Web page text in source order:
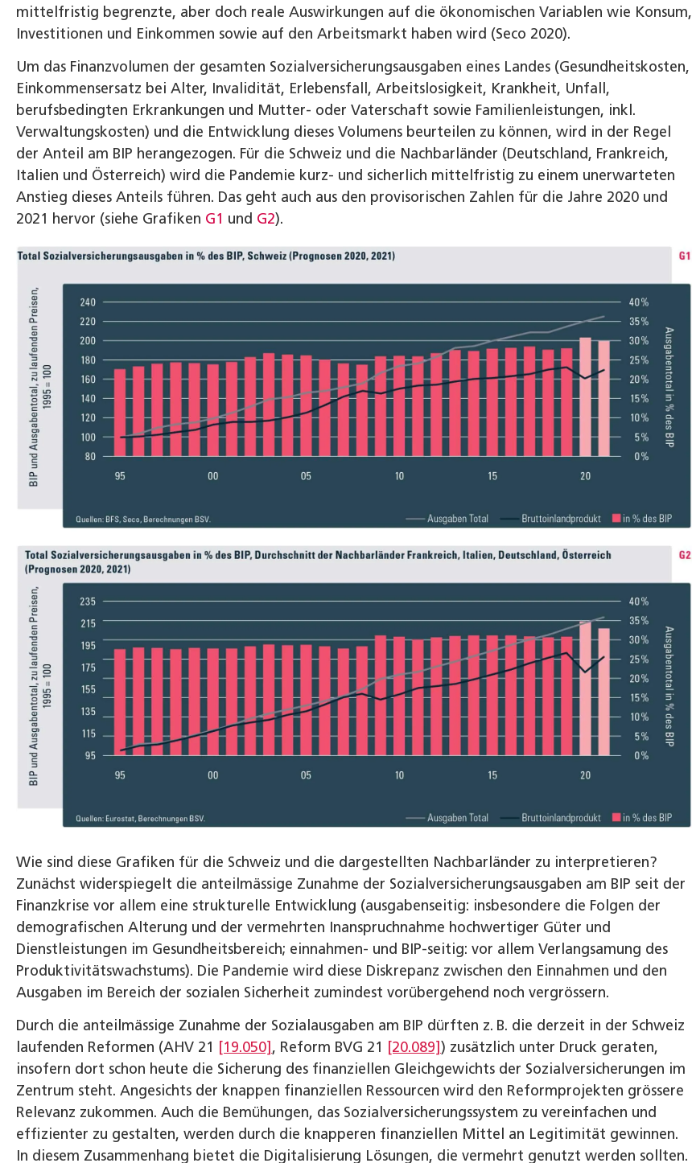
mittelfristig begrenzte, aber doch reale Auswirkungen auf die ökonomischen Variablen wie Konsum,
Investitionen und Einkommen sowie auf den Arbeitsmarkt haben wird (Seco 2020).
Um das Finanzvolumen der gesamten Sozialversicherungsausgaben eines Landes (Gesundheitskosten,
Einkommensersatz bei Alter, Invalidität, Erlebensfall, Arbeits­losigkeit, Krankheit, Unfall,
berufsbedingten Erkrankungen und Mutter- oder Vaterschaft sowie Familienleistungen, inkl.
Verwaltungskosten) und die Entwicklung dieses Volumens beurteilen zu können, wird in der Regel
der Anteil am BIP herangezogen. Für die Schweiz und die Nachbarländer (Deutschland, Frankreich,
Italien und Österreich) wird die Pandemie kurz- und sicherlich mittelfristig zu einem unerwarteten
Anstieg dieses Anteils führen. Das geht auch aus den provisorischen Zahlen für die Jahre 2020 und
2021 hervor (siehe Grafiken G1 und G2).
Wie sind diese Grafiken für die Schweiz und die dargestellten Nachbarländer zu interpretieren?
Zunächst widerspiegelt die anteilmässige Zunahme der Sozialversicherungsausgaben am BIP seit der
Finanzkrise vor allem eine strukturelle Entwicklung (ausgabenseitig: insbesondere die Folgen der
demografischen Alterung und der vermehrten Inanspruchnahme hochwertiger Güter und
Dienstleistungen im Gesundheitsbereich; einnahmen- und BIP-seitig: vor allem Verlangsamung des
Produktivitätswachstums). Die Pandemie wird diese Diskrepanz zwischen den Einnahmen und den
Ausgaben im Bereich der sozialen Sicherheit zumindest vorübergehend noch vergrössern.
Durch die anteilmässige Zunahme der Sozialausgaben am BIP dürften z. B. die derzeit in der Schweiz
laufenden Reformen (AHV 21 [19.050] , Reform BVG 21 [20.089]) zusätzlich unter Druck geraten,
insofern dort schon heute die Sicherung des finanziellen Gleichgewichts der Sozialversicherungen im
Zentrum steht. Angesichts der knappen finanziellen Ressourcen wird den Reformprojekten grössere
Relevanz zukommen. Auch die Bemühungen, das Sozialversicherungssystem zu vereinfachen und
effizienter zu gestalten, werden durch die knapperen finanziellen Mittel an Legitimität gewinnen.
In diesem Zusammenhang bietet die Digitalisierung Lösungen, die vermehrt genutzt werden sollten.